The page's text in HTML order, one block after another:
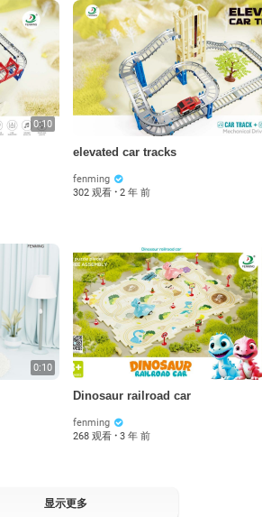
0:10
elevated car tracks
fenming
302 观看 · 2 年 前
0:10
Dinosaur railroad car
fenming
268 观看 · 3 年 前
显示更多